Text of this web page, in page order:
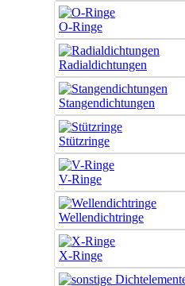
O-Ringe
Radialdichtungen
Stangendichtungen
Stützringe
V-Ringe
Wellendichtringe
X-Ringe